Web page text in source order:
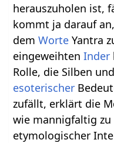
herauszuholen ist,
kommt ja darauf
demWorte Yantra
eingeweihtenInder
Rolle, die Silben
esoterischer
zufällt, erklärt die
wie mannigfaltig
etymologischer